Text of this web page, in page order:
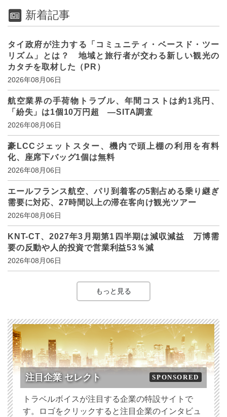
新着記事
タイ政府が注力する「コミュニティ・ベースド・ツー
リズム」とは？ 地域と旅行者が交わる新しい観光の
カタチを取材した（PR）
2026年08月06日
航空業界の手荷物トラブル、年間コストは約1兆円、
「紛失」は1個10万円超 ―SITA調査
2026年08月06日
豪LCCジェットスター、機内で頭上棚の利用を有料
化、座席下バッグ1個は無料
2026年08月06日
エールフランス航空、パリ到着客の5割占める乗り継ぎ
需要に対応、27時間以上の滞在客向け観光ツアー
2026年08月06日
KNT-CT、2027年3月期第1四半期は減収減益 万博需
要の反動や人的投資で営業利益53％減
2026年08月06日
もっと見る
注目企業 セレクト SPONSORED
トラベルボイスが注目する企業の特設サイトで
す。ロゴをクリックすると注目企業のインタビュ